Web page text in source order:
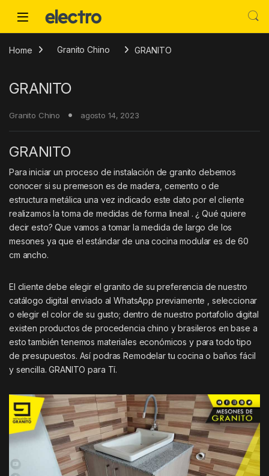
Home Granito Chino GRANITO
GRANITO
Granito Chino agosto 14, 2023
GRANITO
Para iniciar un proceso de instalación de granito debemos
conocer si su premeson es de madera, cemento o de
estructura metálica una vez indicado este dato por el cliente
realizamos la toma de medidas de forma lineal . ¿ Qué quiere
decir esto? Que vamos a tomar la medida de largo de los
mesones ya que el estándar de una cocina modular es de 60
cm ancho.
El cliente debe elegir el granito de su preferencia de nuestro
catálogo digital enviado al WhatsApp previamente , seleccionar
o elegir el color de su gusto; dentro de nuestro portafolio digital
existen productos de procedencia chino y brasileros en base a
esto también tenemos materiales económicos y para todo tipo
de presupuestos. Así podras Remodelar tu cocina o baños fácil
y sencilla. GRANITO para Tí.